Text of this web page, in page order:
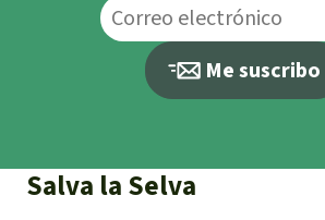
Me suscribo
Salva la Selva